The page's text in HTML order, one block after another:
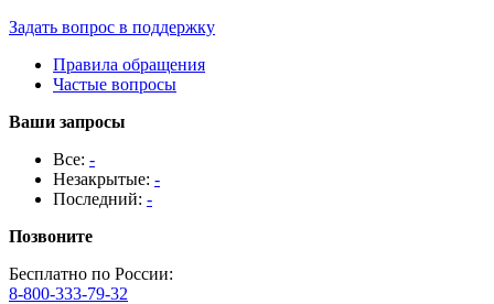
Задать вопрос в поддержку
Правила обращения
Частые вопросы
Ваши запросы
Все: -
Незакрытые: -
Последний: -
Позвоните
Бесплатно по России:
8-800-333-79-32